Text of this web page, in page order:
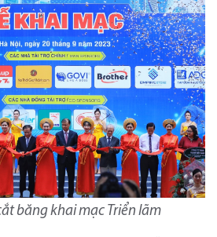
băng khai mạc Triển lãm